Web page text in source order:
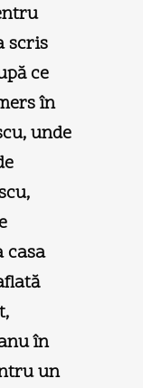
scris
ce
în
unde
casa
în
un